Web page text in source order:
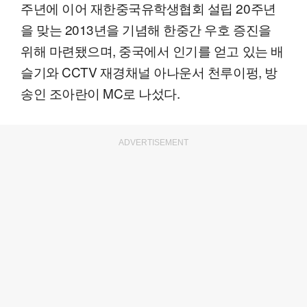
주년에 이어 재한중국유학생협회 설립 20주년
을 맞는 2013년을 기념해 한중간 우호 증진을
위해 마련됐으며, 중국에서 인기를 얻고 있는 배
슬기와 CCTV 재경채널 아나운서 천루이펑, 방
송인 조아란이 MC로 나섰다.
ADVERTISEMENT